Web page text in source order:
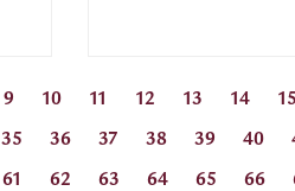
9 10 11 12 13 14 15
35 36 37 38 39 40
61 62 63 64 65 66